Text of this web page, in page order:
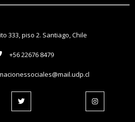
333, piso 2. Santiago, Chile
+56 22676 8479